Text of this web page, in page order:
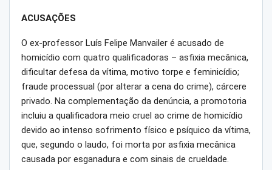
ACUSAÇÕES
O ex-professor Luís Felipe Manvailer é acusado de
homicídio com quatro qualificadoras – asfixia mecânica,
dificultar defesa da vítima, motivo torpe e feminicídio;
fraude processual (por alterar a cena do crime), cárcere
privado. Na complementação da denúncia, a promotoria
incluiu a qualificadora meio cruel ao crime de homicídio
devido ao intenso sofrimento físico e psíquico da vítima,
que, segundo o laudo, foi morta por asfixia mecânica
causada por esganadura e com sinais de crueldade.